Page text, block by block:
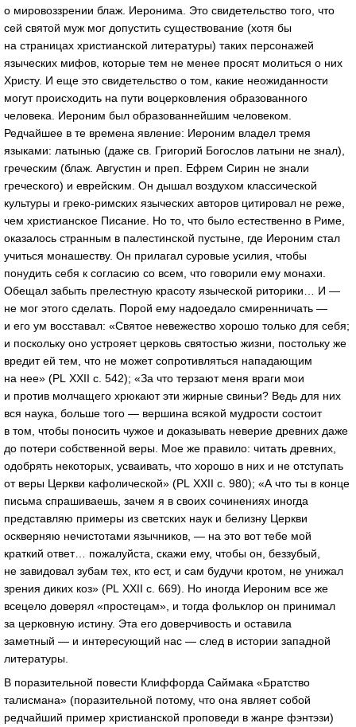
о мировоззрении блаж. Иеронима. Это свидетельство того, что
сей святой муж мог допустить существование (хотя бы
на страницах христианской литературы) таких персонажей
языческих мифов, которые тем не менее просят молиться о них
Христу. И еще это свидетельство о том, какие неожиданности
могут происходить на пути воцерковления образованного
человека. Иероним был образованнейшим человеком.
Редчайшее в те времена явление: Иероним владел тремя
языками: латынью (даже св. Григорий Богослов латыни не знал),
греческим (блаж. Августин и преп. Ефрем Сирин не знали
греческого) и еврейским. Он дышал воздухом классической
культуры и греко-римских языческих авторов цитировал не реже,
чем христианское Писание. Но то, что было естественно в Риме,
оказалось странным в палестинской пустыне, где Иероним стал
учиться монашеству. Он прилагал суровые усилия, чтобы
понудить себя к согласию со всем, что говорили ему монахи.
Обещал забыть прелестную красоту языческой риторики… И —
не мог этого сделать. Порой ему надоедало смиренничать —
и его ум восставал: «Святое невежество хорошо только для себя;
и поскольку оно устрояет церковь святостью жизни, постольку же
вредит ей тем, что не может сопротивляться нападающим
на нее» (PL XXII с. 542); «За что терзают меня враги мои
и против молчащего хрюкают эти жирные свиньи? Ведь для них
вся наука, больше того — вершина всякой мудрости состоит
в том, чтобы поносить чужое и доказывать неверие древних даже
до потери собственной веры. Мое же правило: читать древних,
одобрять некоторых, усваивать, что хорошо в них и не отступать
от веры Церкви кафолической» (PL XXII с. 980); «А что ты в конце
письма спрашиваешь, зачем я в своих сочинениях иногда
представляю примеры из светских наук и белизну Церкви
оскверняю нечистотами язычников, — на это вот тебе мой
краткий ответ… пожалуйста, скажи ему, чтобы он, беззубый,
не завидовал зубам тех, кто ест, и сам будучи кротом, не унижал
зрения диких коз» (PL XXII с. 669). Но иногда Иероним все же
всецело доверял «простецам», и тогда фольклор он принимал
за церковную истину. Эта его доверчивость и оставила
заметный — и интересующий нас — след в истории западной
литературы.
В поразительной повести Клиффорда Саймака «Братство
талисмана» (поразительной потому, что она являет собой
редчайший пример христианской проповеди в жанре фэнтэзи)